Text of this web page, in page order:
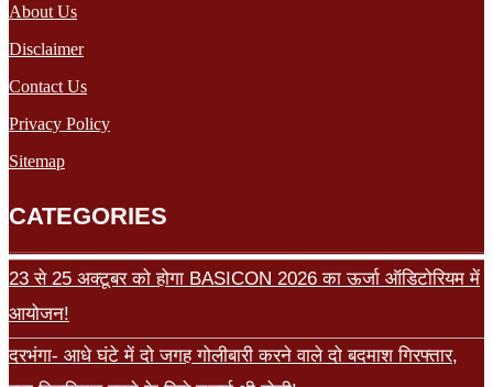
About Us
Disclaimer
Contact Us
Privacy Policy
Sitemap
CATEGORIES
23 से 25 अक्टूबर को होगा BASICON 2026 का ऊर्जा ऑडिटोरियम में
आयोजन!
दरभंगा- आधे घंटे में दो जगह गोलीबारी करने वाले दो बदमाश गिरफ्तार,